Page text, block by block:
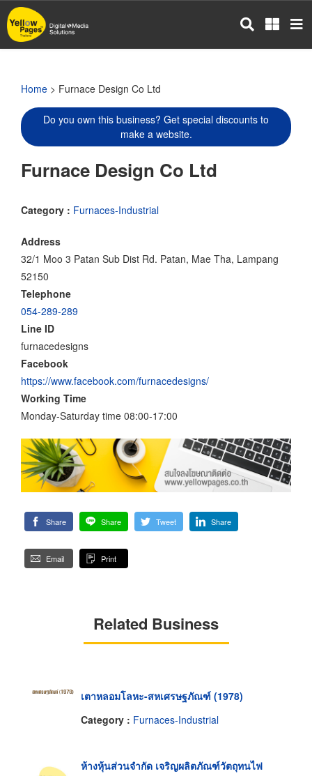
Skip
to
main
Home > Furnace Design Co Ltd
Do you own this business? Get special discounts to
make a website.
Furnace Design Co Ltd
Category : Furnaces-Industrial
Address
32/1 Moo 3 Patan Sub Dist Rd. Patan, Mae Tha, Lampang
52150
Telephone
054-289-289
Line ID
furnacedesigns
Facebook
https://www.facebook.com/furnacedesigns/
Working Time
Monday-Saturday time 08:00-17:00
Share Share Tweet Share
Email Print
Related Business
เตาหลอมโลหะ-สหเศรษฐภัณฑ์ (1978)
Category : Furnaces-Industrial
ห้างหุ้นส่วนจำกัด เจริญผลิตภัณฑ์วัตถุทนไฟ